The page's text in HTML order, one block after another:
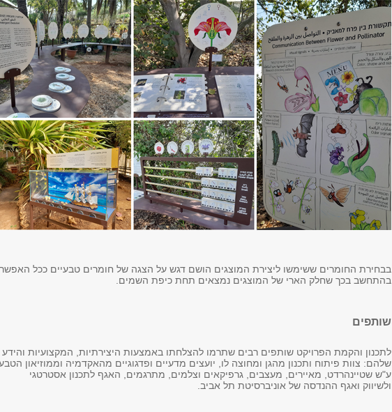
בבחירת החומרים ששימשו ליצירת המוצגים הושם דגש על הצגה של חומרים טבעיים ככל
בהתחשב בכך שחלק הארי של המוצגים נמצאים תחת כיפת השמים.
שותפים
לתכנון והקמת הפרויקט שותפים רבים שתרמו להצלחתו באמצעות היצירתיות, המקצועיות והידע
שלהם: צוות פיתוח ותכנון מהגן ומחוצה לו, יועצים מדעיים ופדגוגיים מהאקדמיה וממוזיאון
ע"ש שטיינהרדט, מאיירים, מעצבים, גרפיקאים וצלמים, מתרגמים, האגף לתכנון אסטרטגי
ולשיווק ואגף ההנדסה של אוניברסיטת תל אביב.